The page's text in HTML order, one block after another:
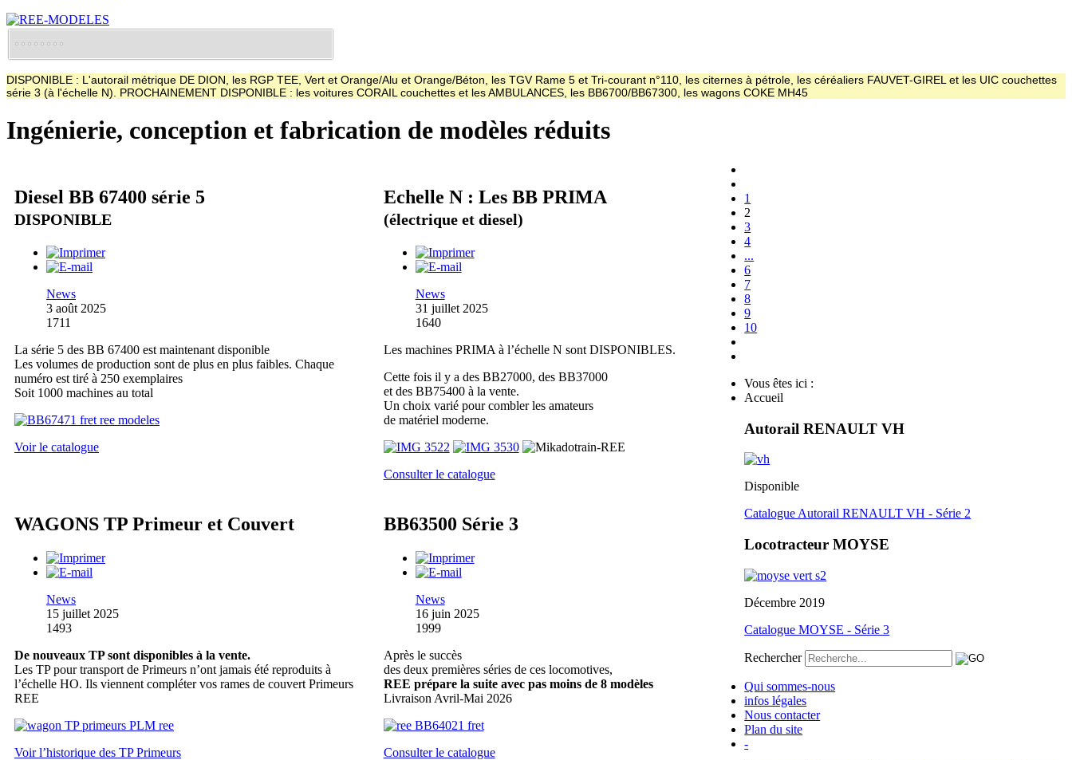
DISPONIBLE : L'autorail métrique DE DION, les RGP TEE, Vert et Orange/Alu et Orange/Béton, les TGV Rame 5 et Tri-courant n°110, les citernes à pétrole, les céréaliers FAUVET-GIREL et les UIC couchettes
série 3 (à l'échelle N). PROCHAINEMENT DISPONIBLE : les voitures CORAIL couchettes et les AMBULANCES, les BB6700/BB67300, les wagons COKE MH45
Ingénierie, conception et fabrication de modèles réduits
Diesel BB 67400 série 5
DISPONIBLE
News
3 août 2025
1711
La série 5 des BB 67400 est maintenant disponible
Les volumes de production sont de plus en plus faibles. Chaque
numéro est tiré à 250 exemplaires
Soit 1000 machines au total
Voir le catalogue
Echelle N : Les BB PRIMA
(électrique et diesel)
News
31 juillet 2025
1640
Les machines PRIMA à l’échelle N sont DISPONIBLES.
Cette fois il y a des BB27000, des BB37000
et des BB75400 à la vente.
Un choix varié pour combler les amateurs
de matériel moderne.
Consulter le catalogue
WAGONS TP Primeur et Couvert
News
15 juillet 2025
1493
De nouveaux TP sont disponibles à la vente.
Les TP pour transport de Primeurs n’ont jamais été reproduits à
l’échelle HO. Ils viennent compléter vos rames de couvert Primeurs
REE
Voir l’historique des TP Primeurs
BB63500 Série 3
News
16 juin 2025
1999
Après le succès
des deux premières séries de ces locomotives,
REE prépare la suite avec pas moins de 8 modèles
Livraison Avril-Mai 2026
Consulter le catalogue
1
2
3
4
...
6
7
8
9
10
Vous êtes ici :
Accueil
Autorail RENAULT VH
Disponible
Catalogue Autorail RENAULT VH - Série 2
Locotracteur MOYSE
Décembre 2019
Catalogue MOYSE - Série 3
Rechercher
Qui sommes-nous
infos légales
Nous contacter
Plan du site
-